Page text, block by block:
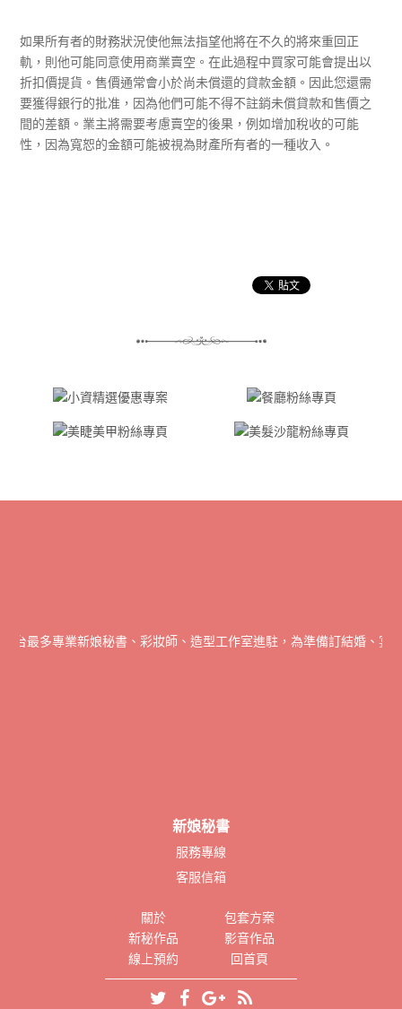
如果所有者的財務狀況使他無法指望他將在不久的將來重回正
軌，則他可能同意使用商業賣空。在此過程中買家可能會提出以
折扣價提貨。售價通常會小於尚未償還的貸款金額。因此您還需
要獲得銀行的批准，因為他們可能不得不註銷未償貸款和售價之
間的差額。業主將需要考慮賣空的後果，例如增加稅收的可能
性，因為寬恕的金額可能被視為財產所有者的一種收入。
台最多專業新娘秘書、彩妝師、造型工作室進駐，為準備訂結婚、宴
新娘秘書
服務專線
客服信箱
關於
包套方案
新秘作品
影音作品
線上預約
回首頁